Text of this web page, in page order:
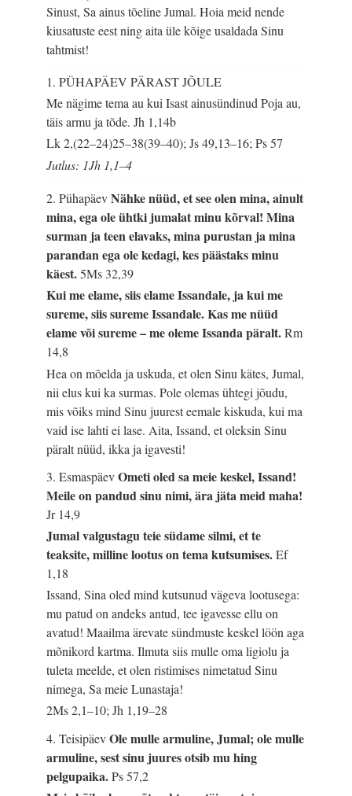
Sinust, Sa ainus tõeline Jumal. Hoia meid nende
kiusatuste eest ning aita üle kõige usaldada Sinu
tahtmist!
1. PÜHAPÄEV PÄRAST JÕULE
Me nägime tema au kui Isast ainusündinud Poja au,
täis armu ja tõde.Jh 1,14b
Lk 2,(22–24)25–38(39–40); Js 49,13–16; Ps 57
Jutlus: 1Jh 1,1–4
2. PühapäevNähke nüüd, et see olen mina, ainult
mina, ega ole ühtki jumalat minu kõrval! Mina
surman ja teen elavaks, mina purustan ja mina
parandan ega ole kedagi, kes päästaks minu
käest.5Ms 32,39
Kui me elame, siis elame Issandale, ja kui me
sureme, siis sureme Issandale. Kas me nüüd
elame või sureme – me oleme Issanda päralt.Rm
14,8
Hea on mõelda ja uskuda, et olen Sinu kätes, Jumal,
nii elus kui ka surmas. Pole olemas ühtegi jõudu,
mis võiks mind Sinu juurest eemale kiskuda, kui ma
vaid ise lahti ei lase. Aita, Issand, et oleksin Sinu
päralt nüüd, ikka ja igavesti!
3. EsmaspäevOmeti oled sa meie keskel, Issand!
Meile on pandud sinu nimi, ära jäta meid maha!
Jr 14,9
Jumal valgustagu teie südame silmi, et te
teaksite, milline lootus on tema kutsumises.Ef
1,18
Issand, Sina oled mind kutsunud vägeva lootusega:
mu patud on andeks antud, tee igavesse ellu on
avatud! Maailma ärevate sündmuste keskel löön aga
mõnikord kartma. Ilmuta siis mulle oma ligiolu ja
tuleta meelde, et olen ristimises nimetatud Sinu
nimega, Sa meie Lunastaja!
2Ms 2,1–10; Jh 1,19–28
4. TeisipäevOle mulle armuline, Jumal; ole mulle
armuline, sest sinu juures otsib mu hing
pelgupaika.Ps 57,2